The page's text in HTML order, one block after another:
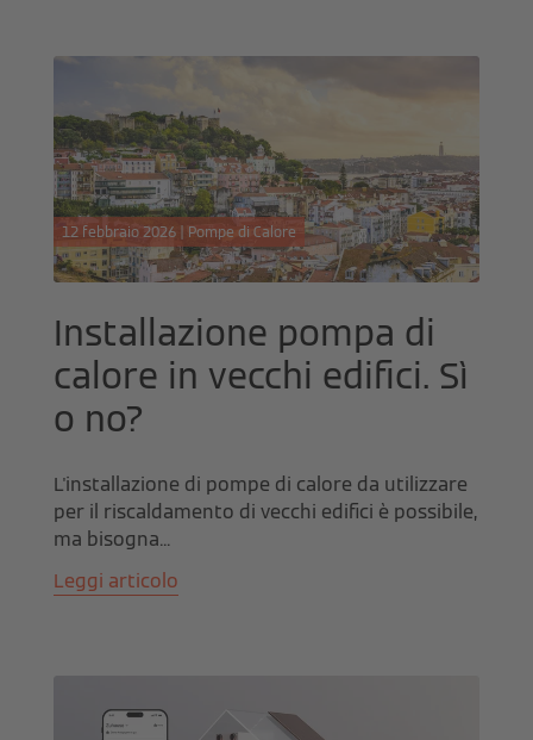
12 febbraio 2026 | Pompe di Calore
Installazione pompa di
calore in vecchi edifici. Sì
o no?
L'installazione di pompe di calore da utilizzare
per il riscaldamento di vecchi edifici è possibile,
ma bisogna...
Leggi articolo